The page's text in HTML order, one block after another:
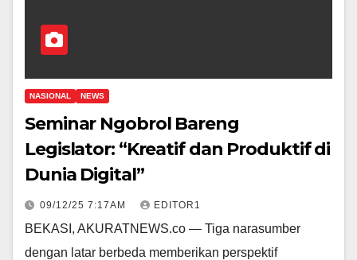
NASIONAL NEWS
Seminar Ngobrol Bareng
Legislator: “Kreatif dan Produktif di
Dunia Digital”
09/12/25 7:17AM EDITOR1
BEKASI, AKURATNEWS.co — Tiga narasumber
dengan latar berbeda memberikan perspektif